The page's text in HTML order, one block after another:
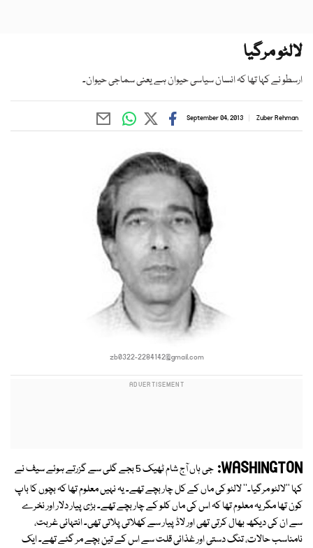
لالٹو مرگیا
ارسطو نے کہا تھا کہ انسان سیاسی حیوان ہے یعنی سماجی حیوان۔
Zuber Rehman
September 04, 2013
zb0322-2284142@gmail.com
WASHINGTON:
جی ہاں آج شام ٹھیک 5 بجے گلی سے گزرتے ہوئے سیف نے
کہا ''لالٹو مرگیا۔'' لالٹو کی ماں کے کل چار بچے تھے۔ یہ نہیں معلوم تھا کہ بچوں کا باپ
کون تھا مگر یہ معلوم تھا کہ اس کی ماں کلو کے چار بچے تھے۔ بڑی پیار دلار اور نخرے
سے ان کی دیکھ بھال کرتی تھی اور لاڈ پیار سے کھلاتی پلاتی تھی۔ انتہائی غربت،
نامناسب حالات، تنگ دستی اور غذائی قلت سے اس کے تین بچے مر گئے تھے۔ ایک